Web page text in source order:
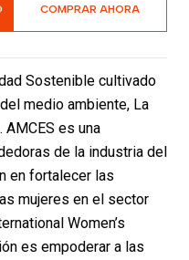
COMPRAR AHORA
Sostenible cultivado
medio ambiente, La
es una
de la industria del
en fortalecer las
mujeres en el sector
Women’s
es empoderar a las